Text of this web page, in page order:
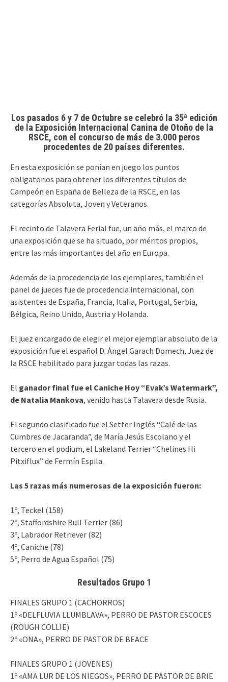
Los pasados 6 y 7 de Octubre se celebró la 35ª edición
de la Exposición Internacional Canina de Otoño de la
RSCE, con el concurso de más de 3.000 peros
procedentes de 20 países diferentes.
En esta exposición se ponían en juego los puntos
obligatorios para obtener los diferentes títulos de
Campeón en España de Belleza de la RSCE, en las
categorías Absoluta, Joven y Veteranos.
El recinto de Talavera Ferial fue, un año más, el marco de
una exposición que se ha situado, por méritos propios,
entre las más importantes del año en Europa.
Además de la procedencia de los ejemplares, también el
panel de jueces fue de procedencia internacional, con
asistentes de España, Francia, Italia, Portugal, Serbia,
Bélgica, Reino Unido, Austria y Holanda.
El juez encargado de elegir el mejor ejemplar absoluto de la
exposición fue el español D. Ángel Garach Domech, Juez de
la RSCE habilitado para juzgar todas las razas.
El ganador final fue el Caniche Hoy “Evak’s Watermark”,
de Natalia Mankova, venido hasta Talavera desde Rusia.
El segundo clasificado fue el Setter Inglés “Calé de las
Cumbres de Jacaranda”, de María Jesús Escolano y el
tercero en el podium, el Lakeland Terrier “Chelines Hi
Pitxiflux” de Fermín Espila.
Las 5 razas más numerosas de la exposición fueron:
1º, Teckel (158)
2º, Staffordshire Bull Terrier (86)
3º, Labrador Retriever (82)
4º, Caniche (78)
5º, Perro de Agua Español (75)
Resultados Grupo 1
FINALES GRUPO 1 (CACHORROS)
1º «DELFLUVIA LLUMBLAVA», PERRO DE PASTOR ESCOCES
(ROUGH COLLIE)
2º «ONA», PERRO DE PASTOR DE BEACE
FINALES GRUPO 1 (JOVENES)
1º «AMA LUR DE LOS NIEGOS», PERRO DE PASTOR DE BRIE